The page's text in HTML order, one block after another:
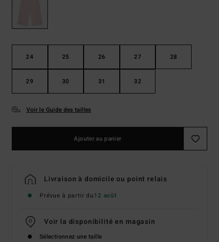
24 25 26 27 28
29 30 31 32
Voir le Guide des tailles
Ajouter au panier
Livraison à domicile ou point relais
Prévue à partir du12 août
Voir la disponibilité en magasin
Sélectionnez une taille